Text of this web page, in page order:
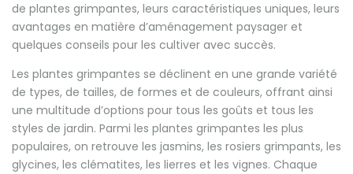
de plantes grimpantes, leurs caractéristiques uniques, leurs
avantages en matière d’aménagement paysager et
quelques conseils pour les cultiver avec succès.
Les plantes grimpantes se déclinent en une grande variété
de types, de tailles, de formes et de couleurs, offrant ainsi
une multitude d’options pour tous les goûts et tous les
styles de jardin. Parmi les plantes grimpantes les plus
populaires, on retrouve les jasmins, les rosiers grimpants, les
glycines, les clématites, les lierres et les vignes. Chaque